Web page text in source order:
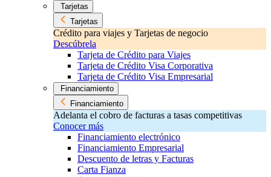
Tarjetas
Tarjetas
Crédito para viajes y Tarjetas de negocio
Descúbrela
Tarjeta de Crédito para Viajes
Tarjeta de Crédito Visa Corporativa
Tarjeta de Crédito Visa Empresarial
Financiamiento
Financiamiento
Adelanta el cobro de facturas a tasas competitivas
Conocer más
Financiamiento electrónico
Financiamiento Empresarial
Descuento de letras y Facturas
Carta Fianza